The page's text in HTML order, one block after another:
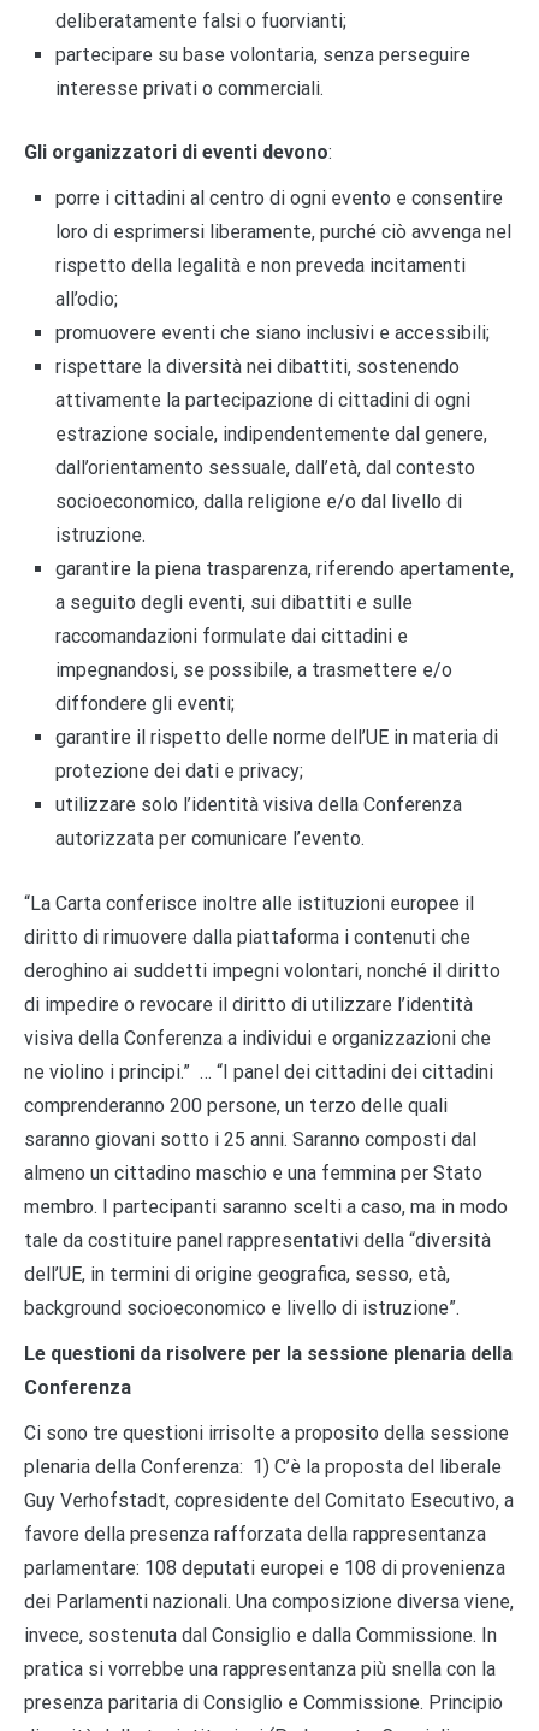
deliberatamente falsi o fuorvianti;
partecipare su base volontaria, senza perseguire
interesse privati o commerciali.
Gli organizzatori di eventi devono:
porre i cittadini al centro di ogni evento e consentire
loro di esprimersi liberamente, purché ciò avvenga nel
rispetto della legalità e non preveda incitamenti
all’odio;
promuovere eventi che siano inclusivi e accessibili;
rispettare la diversità nei dibattiti, sostenendo
attivamente la partecipazione di cittadini di ogni
estrazione sociale, indipendentemente dal genere,
dall’orientamento sessuale, dall’età, dal contesto
socioeconomico, dalla religione e/o dal livello di
istruzione.
garantire la piena trasparenza, riferendo apertamente,
a seguito degli eventi, sui dibattiti e sulle
raccomandazioni formulate dai cittadini e
impegnandosi, se possibile, a trasmettere e/o
diffondere gli eventi;
garantire il rispetto delle norme dell’UE in materia di
protezione dei dati e privacy;
utilizzare solo l’identità visiva della Conferenza
autorizzata per comunicare l’evento.
“La Carta conferisce inoltre alle istituzioni europee il
diritto di rimuovere dalla piattaforma i contenuti che
deroghino ai suddetti impegni volontari, nonché il diritto
di impedire o revocare il diritto di utilizzare l’identità
visiva della Conferenza a individui e organizzazioni che
ne violino i principi.” … “I panel dei cittadini dei cittadini
comprenderanno 200 persone, un terzo delle quali
saranno giovani sotto i 25 anni. Saranno composti dal
almeno un cittadino maschio e una femmina per Stato
membro. I partecipanti saranno scelti a caso, ma in modo
tale da costituire panel rappresentativi della “diversità
dell’UE, in termini di origine geografica, sesso, età,
background socioeconomico e livello di istruzione”.
Le questioni da risolvere per la sessione plenaria della
Conferenza
Ci sono tre questioni irrisolte a proposito della sessione
plenaria della Conferenza: 1) C’è la proposta del liberale
Guy Verhofstadt, copresidente del Comitato Esecutivo, a
favore della presenza rafforzata della rappresentanza
parlamentare: 108 deputati europei e 108 di provenienza
dei Parlamenti nazionali. Una composizione diversa viene,
invece, sostenuta dal Consiglio e dalla Commissione. In
pratica si vorrebbe una rappresentanza più snella con la
presenza paritaria di Consiglio e Commissione. Principio